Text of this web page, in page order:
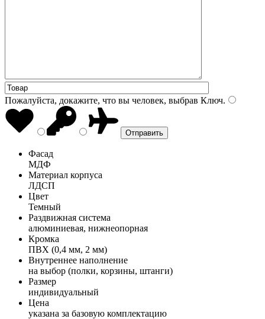
Пожалуйста, докажите, что вы человек, выбрав Ключ.
Фасад
МДФ
Материал корпуса
ЛДСП
Цвет
Темный
Раздвижная система
алюминиевая, нижнеопорная
Кромка
ПВХ (0,4 мм, 2 мм)
Внутреннее наполнение
на выбор (полки, корзины, штанги)
Размер
индивидуальный
Цена
указана за базовую комплектацию